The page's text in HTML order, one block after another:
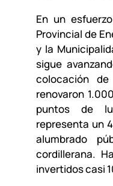
En un
Provincial de
y la
sigue
colocación
renovaron
puntos de
representa un
alumbrado
cordillerana.
invertidos casi